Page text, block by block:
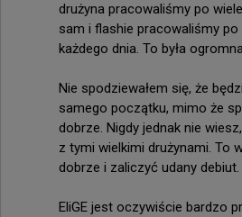
drużyna pracowaliśmy po
sam i flashie pracowaliśmy po
każdego dnia. To była
Nie spodziewałem się, że
samego początku, mimo że
dobrze. Nigdy jednak nie
z tymi wielkimi drużynami. To
dobrze i zaliczyć udany debiut.
EliGE jest oczywiście bardzo